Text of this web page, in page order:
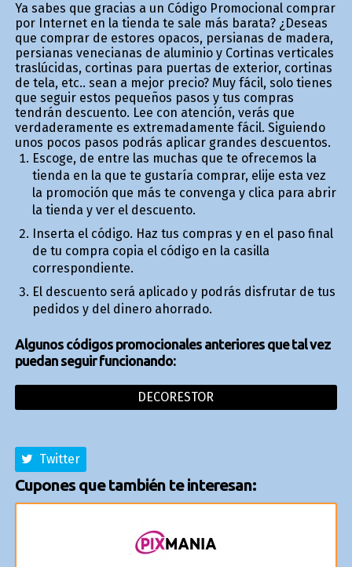
Ya sabes que gracias a un Código Promocional comprar
por Internet en la tienda te sale más barata? ¿Deseas
que comprar de estores opacos, persianas de madera,
persianas venecianas de aluminio y Cortinas verticales
traslúcidas, cortinas para puertas de exterior, cortinas
de tela, etc.. sean a mejor precio? Muy fácil, solo tienes
que seguir estos pequeños pasos y tus compras
tendrán descuento. Lee con atención, verás que
verdaderamente es extremadamente fácil. Siguiendo
unos pocos pasos podrás aplicar grandes descuentos.
Escoge, de entre las muchas que te ofrecemos la
tienda en la que te gustaría comprar, elije esta vez
la promoción que más te convenga y clica para abrir
la tienda y ver el descuento.
Inserta el código. Haz tus compras y en el paso final
de tu compra copia el código en la casilla
correspondiente.
El descuento será aplicado y podrás disfrutar de tus
pedidos y del dinero ahorrado.
Algunos códigos promocionales anteriores que tal vez
puedan seguir funcionando:
DECORESTOR
Twitter
Cupones que también te interesan: